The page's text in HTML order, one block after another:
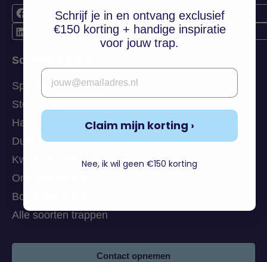
Soorten trappen
Spiltrap
Steektrap
Halfslag trap
Dubbelkwart trap
Kwartslag trap
Onderkwart trap
Bovenkwart trap
Alle soorten trappen
Contact opnemen
Schrijf je in en ontvang exclusief
€150 korting + handige inspiratie
voor jouw trap.
Email
Claim mijn korting ›
Nee, ik wil geen €150 korting